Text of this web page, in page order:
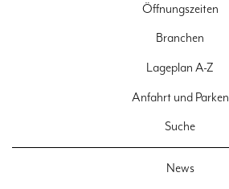
Öffnungszeiten
Branchen
Lageplan A-Z
Anfahrt und Parken
Suche
News